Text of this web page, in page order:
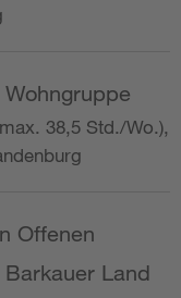
38,5 Std./Wo.),
Offenen
Land